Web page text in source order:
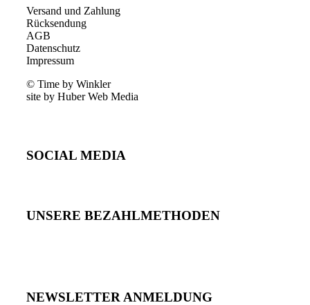
Versand und Zahlung
Rücksendung
AGB
Datenschutz
Impressum
© Time by Winkler
site by Huber Web Media
SOCIAL MEDIA
UNSERE BEZAHLMETHODEN
NEWSLETTER ANMELDUNG